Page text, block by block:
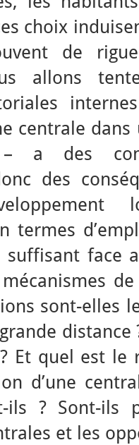
choix
de
allons
centrale
a des
des
termes
suffisant face
sont-elles
Et quel est le
d’une
ils ? Sont-
et les